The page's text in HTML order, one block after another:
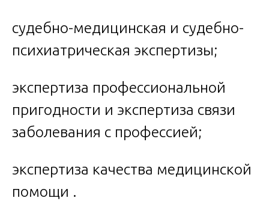
судебно-медицинская и судебно-
психиатрическая экспертизы;
экспертиза профессиональной
пригодности и экспертиза связи
заболевания с профессией;
экспертиза качества медицинской
помощи .